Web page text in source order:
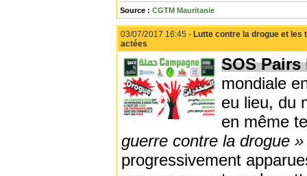
Source : CGTM Mauritanie
03/07/2017 16:45 - Lutte contre la drogue et
actées
SOS
mondiale
eu lieu, du
en même
guerre contre la drogue »
progressivement